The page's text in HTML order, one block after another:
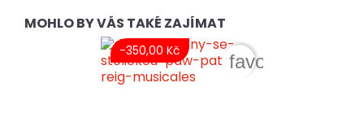
MOHLO BY VÁS TAKÉ ZAJÍMAT
-350,00 Kč
favorite_border